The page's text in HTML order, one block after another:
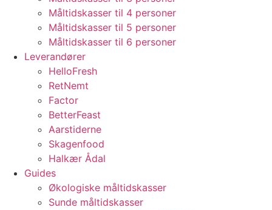
Måltidskasser til 4 personer
Måltidskasser til 5 personer
Måltidskasser til 6 personer
Leverandører
HelloFresh
RetNemt
Factor
BetterFeast
Aarstiderne
Skagenfood
Halkær Ådal
Guides
Økologiske måltidskasser
Sunde måltidskasser